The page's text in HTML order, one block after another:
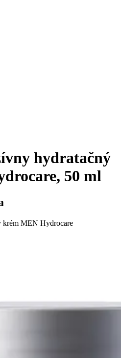
hydratačný
50 ml
MEN Hydrocare